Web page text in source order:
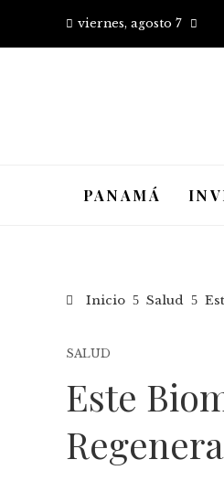
viernes, agosto 7
PANAMÁ
Inicio Salud
SALUD
Este